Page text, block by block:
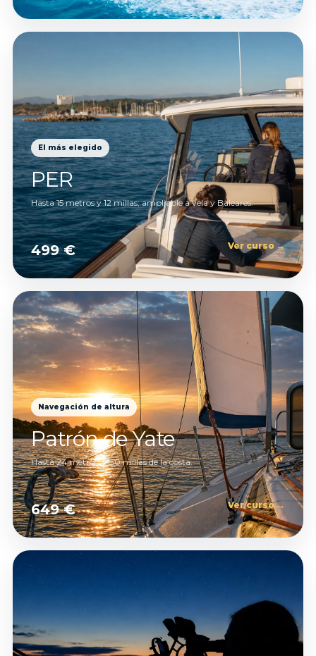
El más elegido
PER
Hasta 15 metros y 12 millas; ampliable a vela y Baleares.
499 € Ver curso →
Navegación de altura
Patrón de Yate
Hasta 24 metros y 150 millas de la costa.
649 € Ver curso →